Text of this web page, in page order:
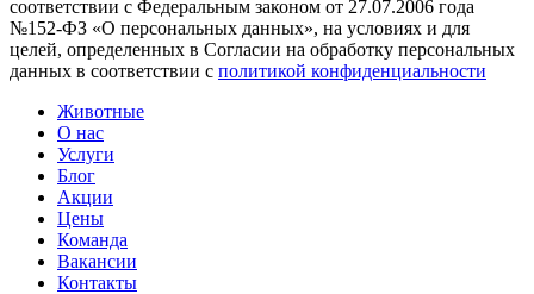
соответствии с Федеральным законом от 27.07.2006 года
№152-ФЗ «О персональных данных», на условиях и для
целей, определенных в Согласии на обработку персональных
данных в соответствии с политикой конфиденциальности
Животные
О нас
Услуги
Блог
Акции
Цены
Команда
Вакансии
Контакты